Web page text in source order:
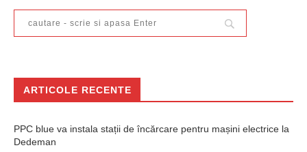
ARTICOLE RECENTE
PPC blue va instala stații de încărcare pentru mașini electrice la
Dedeman